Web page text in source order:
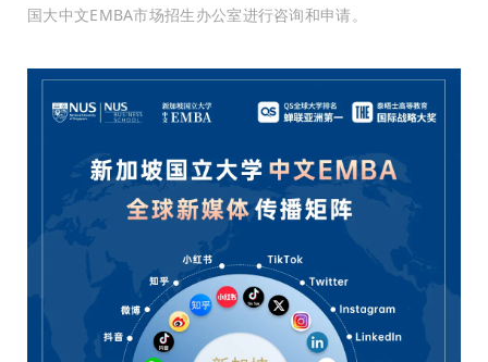
国大中文EMBA市场招生办公室进行咨询和申请。